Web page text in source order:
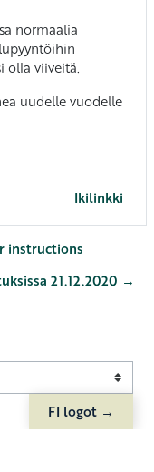
normaalia
olla viiveitä.
uudelle vuodelle
Ikilinkki
instructions
21.12.2020 →
FI logot →